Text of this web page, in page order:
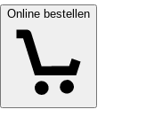
Online bestellen